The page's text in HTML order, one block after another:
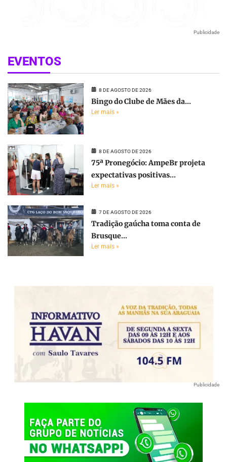
Publicidade
EVENTOS
8 DE AGOSTO DE 2026
Bingo do Clube de Mães da...
Ler mais »
8 DE AGOSTO DE 2026
75ª Pronegócio: AmpeBr projeta
expectativas positivas...
Ler mais »
7 DE AGOSTO DE 2026
Tradição gaúcha toma conta de
Brusque...
Ler mais »
Publicidade